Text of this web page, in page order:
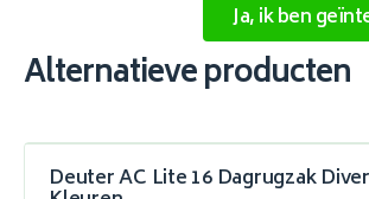
Ja, ik ben
Alternatieve producten
Deuter AC Lite 16 Dagrugzak